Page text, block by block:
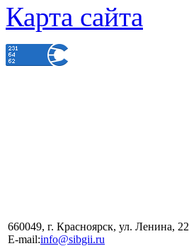
Карта сайта
660049, г. Красноярск, ул. Ленина, 22
E-mail:info@sibgii.ru